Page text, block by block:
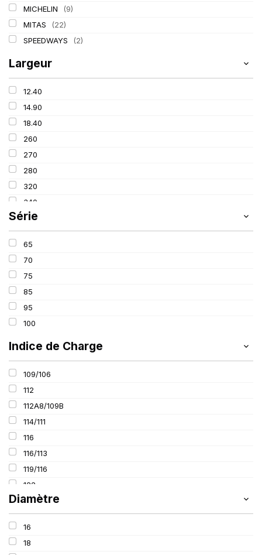
MICHELIN
(9)
MITAS
(22)
SPEEDWAYS
(2)
Largeur
12.40
14.90
18.40
260
270
280
320
340
380
405
420
460
480
520
600
650
800
Série
65
70
75
85
95
100
Indice de Charge
109/106
112
112A8/109B
114/111
116
116/113
119/116
122
125
127
127/127
131/131
Diamètre
16
18